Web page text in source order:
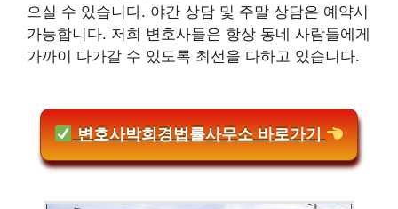
으실 수 있습니다. 야간 상담 및 주말 상담은 예약시
가능합니다. 저희 변호사들은 항상 동네 사람들에게
가까이 다가갈 수 있도록 최선을 다하고 있습니다.
변호사박희경법률사무소 바로가기